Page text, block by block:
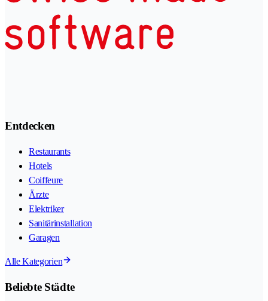
Entdecken
Restaurants
Hotels
Coiffeure
Ärzte
Elektriker
Sanitärinstallation
Garagen
Alle Kategorien
Beliebte Städte